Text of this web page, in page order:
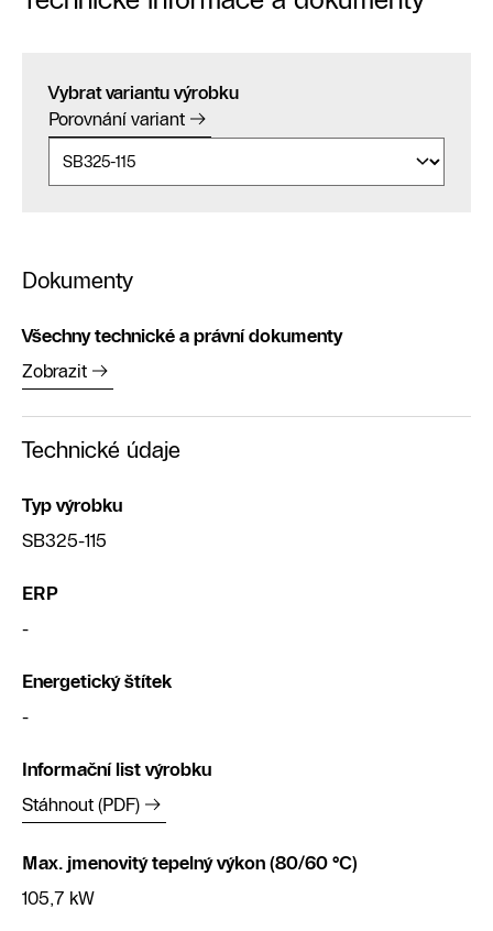
Vybrat variantu výrobku
Porovnání variant
Dokumenty
Všechny technické a právní dokumenty
Zobrazit
Technické údaje
Typ výrobku
SB325-115
ERP
-
Energetický štítek
-
Informační list výrobku
Stáhnout (PDF)
Max. jmenovitý tepelný výkon (80/60 °C)
105,7 kW